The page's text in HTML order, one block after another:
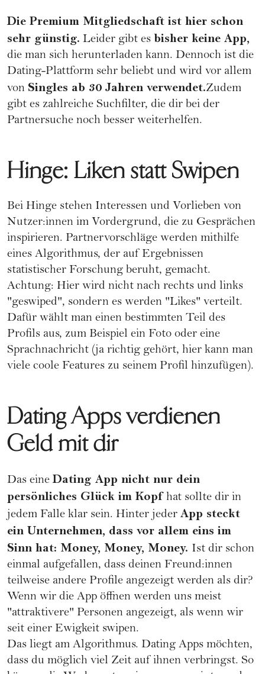
Die Premium Mitgliedschaft ist hier schon
sehr günstig. Leider gibt es bisher keine App,
die man sich herunterladen kann. Dennoch ist die
Dating-Plattform sehr beliebt und wird vor allem
von Singles ab 30 Jahren verwendet.Zudem
gibt es zahlreiche Suchfilter, die dir bei der
Partnersuche noch besser weiterhelfen.
Hinge: Liken statt Swipen
Bei Hinge stehen Interessen und Vorlieben von
Nutzer:innen im Vordergrund, die zu Gesprächen
inspirieren. Partnervorschläge werden mithilfe
eines Algorithmus, der auf Ergebnissen
statistischer Forschung beruht, gemacht.
Achtung: Hier wird nicht nach rechts und links
"geswiped", sondern es werden "Likes" verteilt.
Dafür wählt man einen bestimmten Teil des
Profils aus, zum Beispiel ein Foto oder eine
Sprachnachricht (ja richtig gehört, hier kann man
viele coole Features zu seinem Profil hinzufügen).
Dating Apps verdienen
Geld mit dir
Das eineDating App nicht nur dein
persönliches Glück im Kopf hat sollte dir in
jedem Falle klar sein. Hinter jeder App steckt
ein Unternehmen, dass vor allem eins im
Sinn hat: Money, Money, Money. Ist dir schon
einmal aufgefallen, dass deinen Freund:innen
teilweise andere Profile angezeigt werden als dir?
Wenn wir die App öffnen werden uns meist
"attraktivere" Personen angezeigt, als wenn wir
seit einer Ewigkeit swipen.
Das liegt am Algorithmus. Dating Apps möchten,
dass du möglich viel Zeit auf ihnen verbringst. So